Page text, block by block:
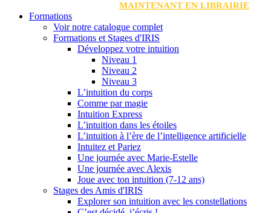
MAINTENANT EN LIBRAIRIE
Formations
Voir notre catalogue complet
Formations et Stages d'IRIS
Développez votre intuition
Niveau 1
Niveau 2
Niveau 3
L’intuition du corps
Comme par magie
Intuition Express
L’intuition dans les étoiles
L’intuition à l’ère de l’intelligence artificielle
Intuitez et Pariez
Une journée avec Marie-Estelle
Une journée avec Alexis
Joue avec ton intuition (7-12 ans)
Stages des Amis d'IRIS
Explorer son intuition avec les constellations